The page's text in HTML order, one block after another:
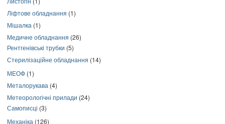
Ліфтове обладнання (1)
Мішалка (1)
Медичне обладнання (26)
Рентгенівські трубки (5)
Стерилізаційне обладнання (14)
МЕОФ (1)
Металорукава (4)
Метеорологічні прилади (24)
Самописці (3)
Механіка (126)